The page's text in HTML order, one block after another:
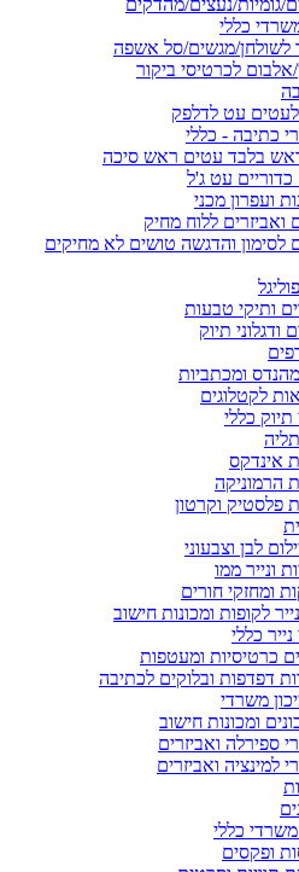
גומיות/נעצים/מהדקים
כללי
לשולחן/מגשים/סל אשפה
אלבום לכרטיסי ביקור
לעטים עט לדלפק
כתיבה - כללי
בלבד עטים ראש סיכה
עט ג'ל
ועפרון מכני
ואביזרים ללוח מחיק
לסימון והדגשה טושים לא מחיקים
ותיקי טבעות
ודגלוני תיוק
ומכתביות
לקטלוגים
תיוק כללי
אינדקס
הרמוניקה
פלסטיק וקרטון
לבן וצבעוני
ונייר ממו
ומחזקי חורים
לקופות ומכונות חישוב
כללי
כרטיסיות ומעטפות
דפדפות ובלוקים לכתיבה
משרדי
ומכונות חישוב
ספירלה ואביזרים
למינציה ואביזרים
משרדי כללי
ופקסים